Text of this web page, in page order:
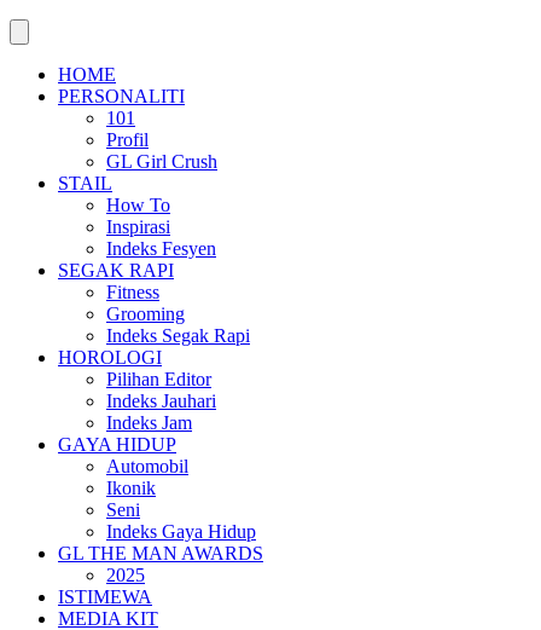
HOME
PERSONALITI
101
Profil
GL Girl Crush
STAIL
How To
Inspirasi
Indeks Fesyen
SEGAK RAPI
Fitness
Grooming
Indeks Segak Rapi
HOROLOGI
Pilihan Editor
Indeks Jauhari
Indeks Jam
GAYA HIDUP
Automobil
Ikonik
Seni
Indeks Gaya Hidup
GL THE MAN AWARDS
2025
ISTIMEWA
MEDIA KIT